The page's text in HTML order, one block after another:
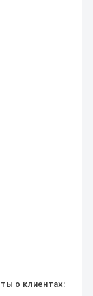
о клиентах: